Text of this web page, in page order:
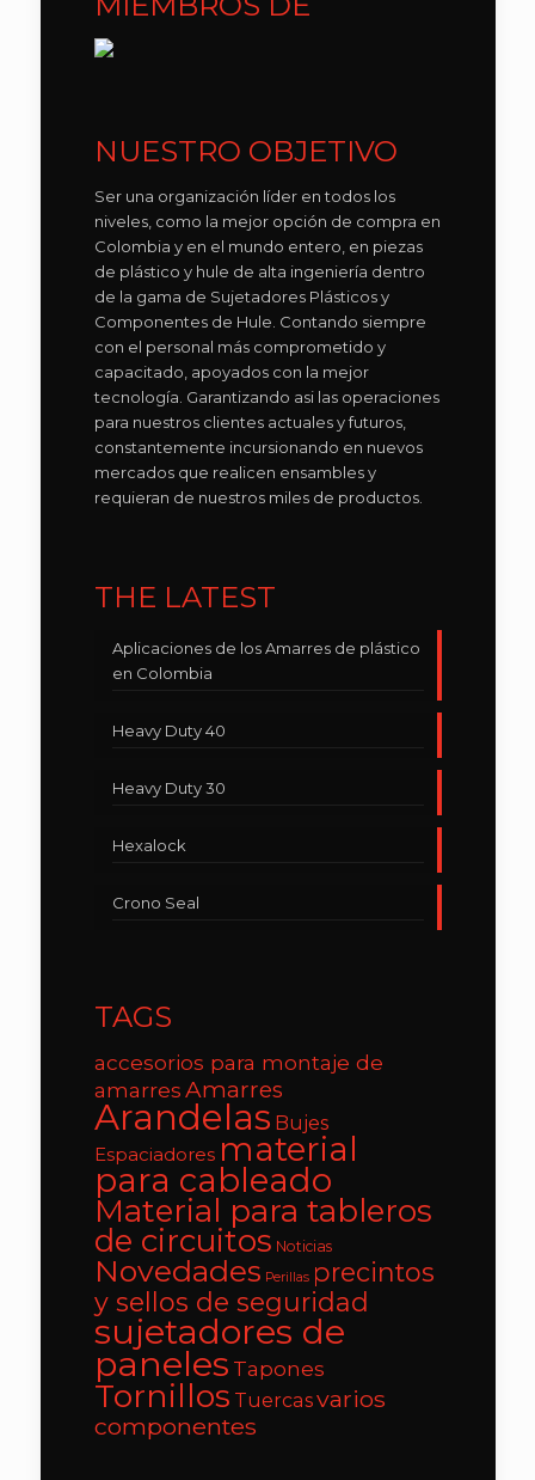
NUESTRO OBJETIVO
Ser una organización líder en todos los
niveles, como la mejor opción de compra en
Colombia y en el mundo entero, en piezas
de plástico y hule de alta ingeniería dentro
de la gama de Sujetadores Plásticos y
Componentes de Hule. Contando siempre
con el personal más comprometido y
capacitado, apoyados con la mejor
tecnología. Garantizando asi las operaciones
para nuestros clientes actuales y futuros,
constantemente incursionando en nuevos
mercados que realicen ensambles y
requieran de nuestros miles de productos.
THE LATEST
Aplicaciones de los Amarres de plástico
en Colombia
Heavy Duty 40
Heavy Duty 30
Hexalock
Crono Seal
TAGS
accesorios para montaje de
amarresAmarres
Arandelas Bujes
Espaciadores material
para cableado
Material para tableros
de circuitos Noticias
Novedades Perillas precintos
y sellos de seguridad
sujetadores de
paneles Tapones
Tornillos Tuercasvarios
componentes